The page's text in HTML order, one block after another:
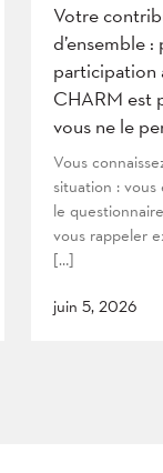
Votre
d’ensemble
participation
CHARM est
vous ne le
Vous
situation : vous
le
vous rappeler
[…]
juin 5, 2026